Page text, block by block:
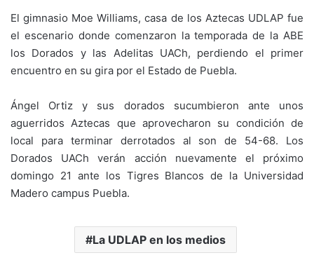
El gimnasio Moe Williams, casa de los Aztecas UDLAP fue
el escenario donde comenzaron la temporada de la ABE
los Dorados y las Adelitas UACh, perdiendo el primer
encuentro en su gira por el Estado de Puebla.
Ángel Ortiz y sus dorados sucumbieron ante unos
aguerridos Aztecas que aprovecharon su condición de
local para terminar derrotados al son de 54-68. Los
Dorados UACh verán acción nuevamente el próximo
domingo 21 ante los Tigres Blancos de la Universidad
Madero campus Puebla.
La UDLAP en los medios